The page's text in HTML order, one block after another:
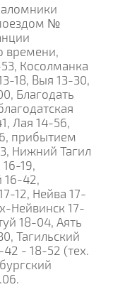
№
времени,
Косолманка
18, Выя 13-30,
Благодать
Лая 14-56,
прибытием
Нижний Тагил
19,
16-42,
12, Нейва 17-
Нейвинск 17-
18-04, Аять
Тагильский
- 18-52 (тех.